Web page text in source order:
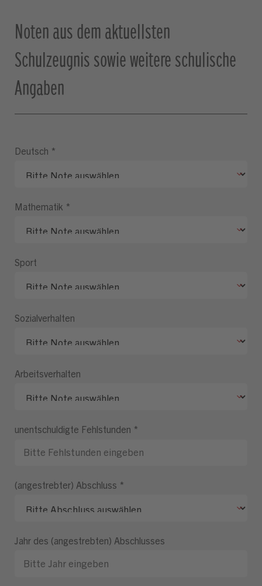
Noten aus dem aktuellsten
Schulzeugnis sowie weitere schulische
Angaben
Deutsch *
Mathematik *
Sport
Sozialverhalten
Arbeitsverhalten
unentschuldigte Fehlstunden *
(angestrebter) Abschluss *
Jahr des (angestrebten) Abschlusses